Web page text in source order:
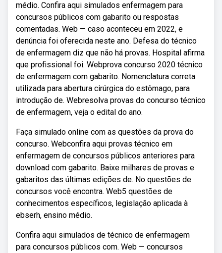
médio. Confira aqui simulados enfermagem para
concursos públicos com gabarito ou respostas
comentadas. Web — caso aconteceu em 2022, e
denúncia foi oferecida neste ano. Defesa do técnico
de enfermagem diz que não há provas. Hospital afirma
que profissional foi. Webprova concurso 2020 técnico
de enfermagem com gabarito. Nomenclatura correta
utilizada para abertura cirúrgica do estômago, para
introdução de. Webresolva provas do concurso técnico
de enfermagem, veja o edital do ano.
Faça simulado online com as questões da prova do
concurso. Webconfira aqui provas técnico em
enfermagem de concursos públicos anteriores para
download com gabarito. Baixe milhares de provas e
gabaritos das últimas edições de. No questões de
concursos você encontra. Web5 questões de
conhecimentos específicos, legislação aplicada à
ebserh, ensino médio.
Confira aqui simulados de técnico de enfermagem
para concursos públicos com. Web — concursos